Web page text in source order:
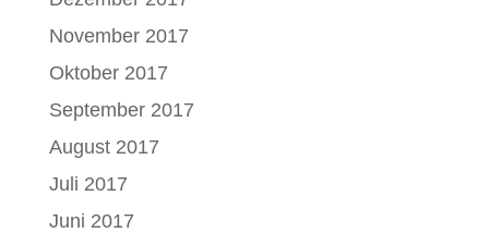
November 2017
Oktober 2017
September 2017
August 2017
Juli 2017
Juni 2017